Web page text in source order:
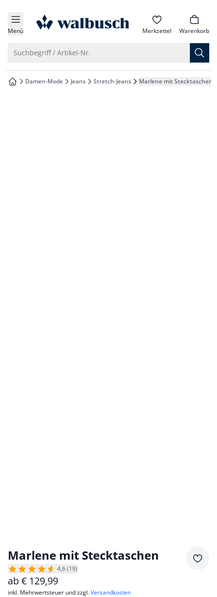
springen
springen
springen
springen
Menü zur Startseite Merkzettel Warenkorb
Suchbegriff / Artikel-Nr.
zur Startseite
Damen-Mode Jeans Stretch-Jeans Marlene mit Stecktaschen
Marlene mit Stecktaschen
4,6 (19)
ab€ 129,99
inkl. Mehrwertsteuer und zzgl.Versandkosten